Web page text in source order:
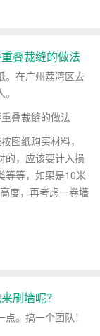
叠裁缝的做法
。在广州荔湾区去
叠裁缝的做法
图纸购买材料，
的，应该要计入损
等等，如果是10米
度，再考虑一卷墙
刷墙呢？
。搞一个团队！